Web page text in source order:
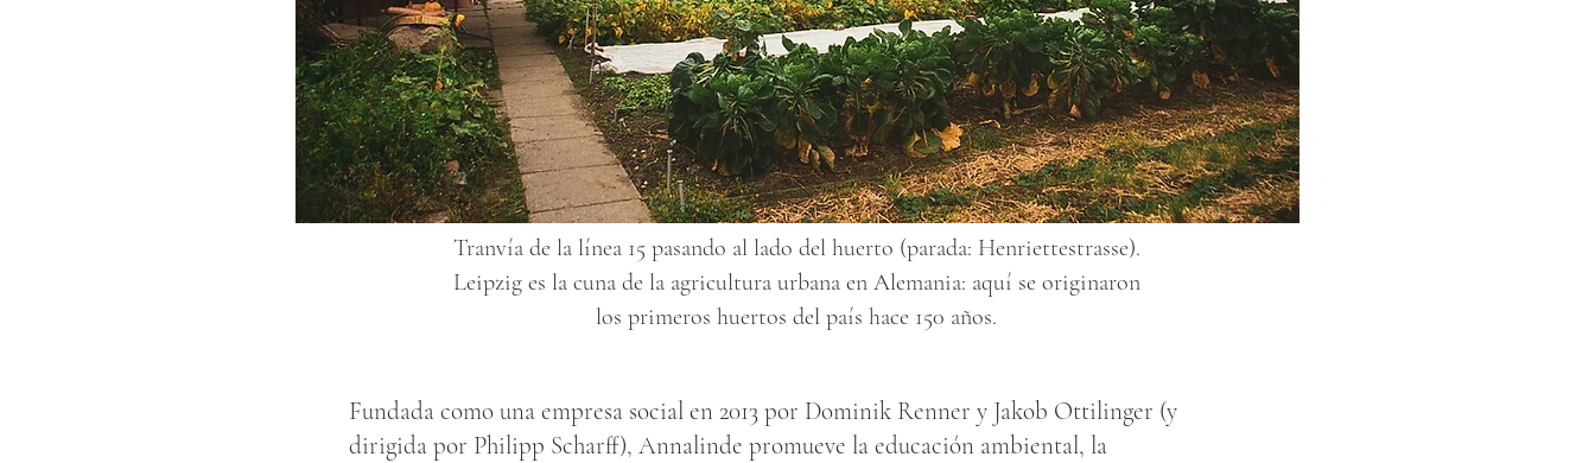
Tranvía de la línea 15 pasando al lado del huerto (parada: Henriettestrasse).
Leipzig es la cuna de la agricultura urbana en Alemania: aquí se originaron
los primeros huertos del país hace 150 años.
Fundada como una empresa social en 2013 por Dominik Renner y Jakob Ottilinger (y
dirigida por Philipp Scharff), Annalinde promueve la educación ambiental, la